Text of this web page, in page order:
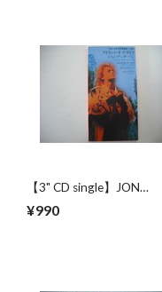
【3" CD single】JON
ISLAND OF LIFE
¥990